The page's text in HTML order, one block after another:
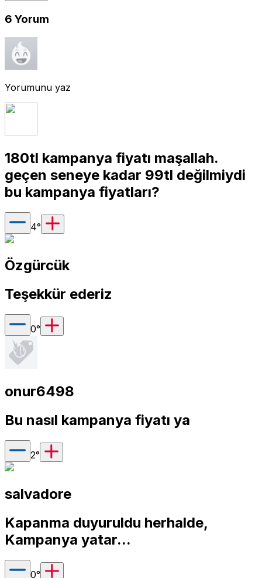
6 Yorum
Yorumunu yaz
180tl kampanya fiyatı maşallah.
geçen seneye kadar 99tl değilmiydi
bu kampanya fiyatları?
4°
Özgürcük
Teşekkür ederiz
0°
onur6498
Bu nasıl kampanya fiyatı ya
2°
salvadore
Kapanma duyuruldu herhalde,
Kampanya yatar...
0°